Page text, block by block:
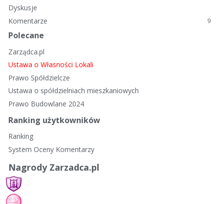
Dyskusje
Komentarze
9
Polecane
Zarządca.pl
Ustawa o Własności Lokali
Prawo Spółdzielcze
Ustawa o spółdzielniach mieszkaniowych
Prawo Budowlane 2024
Ranking użytkowników
Ranking
System Oceny Komentarzy
Nagrody Zarzadca.pl